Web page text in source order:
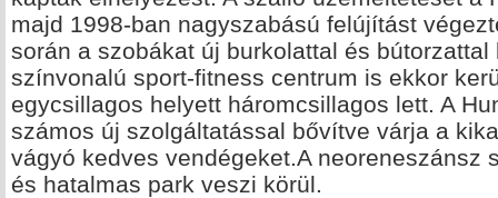
majd 1998-ban nagyszabású felújítást
során a szobákat új burkolattal és
színvonalú sport-fitness centrum is ekkor
egycsillagos helyett háromcsillagos lett. A
számos új szolgáltatással bővítve várja a
vágyó kedves vendégeket.A neoreneszánsz
és hatalmas park veszi körül.